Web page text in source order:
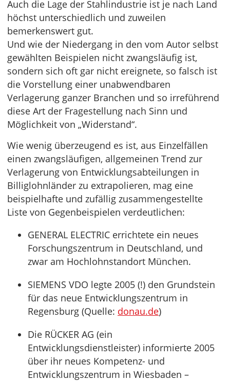
Auch die Lage der Stahlindustrie ist je nach Land
höchst unterschiedlich und zuweilen
bemerkenswert gut.
Und wie der Niedergang in den vom Autor selbst
gewählten Beispielen nicht zwangsläufig ist,
sondern sich oft gar nicht ereignete, so falsch ist
die Vorstellung einer unabwendbaren
Verlagerung ganzer Branchen und so irreführend
diese Art der Fragestellung nach Sinn und
Möglichkeit von „Widerstand“.
Wie wenig überzeugend es ist, aus Einzelfällen
einen zwangsläufigen, allgemeinen Trend zur
Verlagerung von Entwicklungsabteilungen in
Billiglohnländer zu extrapolieren, mag eine
beispielhafte und zufällig zusammengestellte
Liste von Gegenbeispielen verdeutlichen:
GENERAL ELECTRIC errichtete ein neues
Forschungszentrum in Deutschland, und
zwar am Hochlohnstandort München.
SIEMENS VDO legte 2005 (!) den Grundstein
für das neue Entwicklungszentrum in
Regensburg (Quelle: donau.de)
Die RÜCKER AG (ein
Entwicklungsdienstleister) informierte 2005
über ihr neues Kompetenz- und
Entwicklungszentrum in Wiesbaden –